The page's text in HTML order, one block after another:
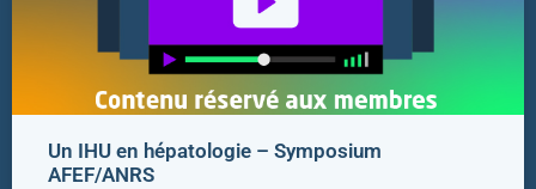
Un IHU en hépatologie – Symposium
AFEF/ANRS